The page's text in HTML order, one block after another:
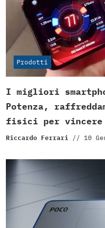
Prodotti
I migliori
Potenza,
fisici per vincere
Riccardo Ferrari // 10